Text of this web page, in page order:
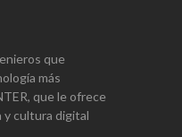
que
más
que le ofrece
cultura digital